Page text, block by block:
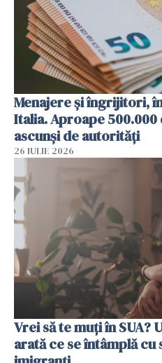
Menajere și îngrijitori,
Italia. Aproape
ascunși de autorități
26 IULIE 2026
Vrei să te muți în SUA?
arată ce se întâmplă